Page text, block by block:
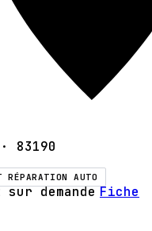
· 83190
RÉPARATION AUTO
demande Fiche